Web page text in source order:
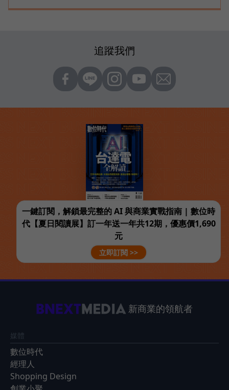
追蹤我們
一鍵訂閱，解鎖最完整的 AI 與商業實戰指南 | 數位時
代【夏日閱讀展】訂一年送一年共12期，優惠價1,690
元
立即訂閱 >>
新商業的領航者
媒體
數位時代
經理人
Shopping Design